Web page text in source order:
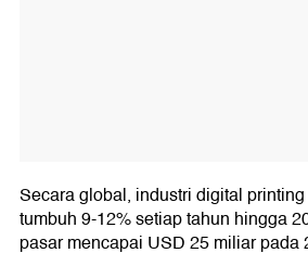
Secara global, industri digital
tumbuh 9-12% setiap tahun hingga
pasar mencapai USD 25 miliar pada